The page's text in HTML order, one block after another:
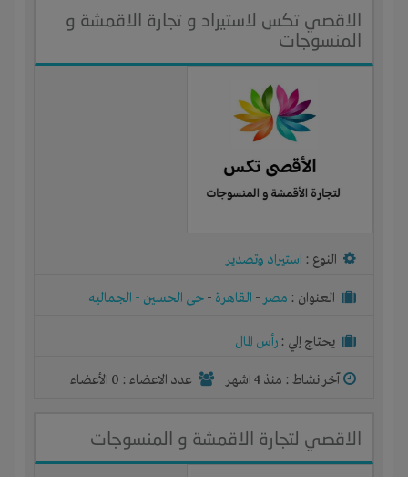
الاقصي تكس لاستيراد و تجارة الاقمشة و
المنسوجات
النوع : استيراد وتصدير
العنوان : مصر- القاهرة - حى الحسين - الجماليه
يحتاج إلي : رأس المال
آخر نشاط : منذ 4 اشهر عدد الاعضاء : 0 الأعضاء
الاقصي لتجارة الاقمشة و المنسوجات